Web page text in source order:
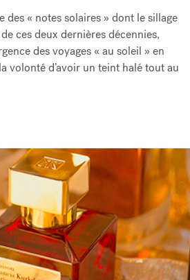
des « notes solaires » dont le sillage
ces deux dernières décennies,
des voyages « au soleil » en
volonté d’avoir un teint halé tout au